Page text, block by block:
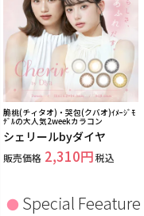
脆桃(チィタオ)・哭包(クバオ)ｲﾒｰｼﾞﾓ
ﾃﾞﾙの大人気2weekカラコン
シェリールbyダイヤ
販売価格 2,310 税込
Special Feeature